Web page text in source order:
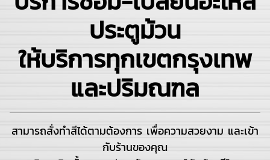
ประตูม้วน
ให้บริการทุกเขตกรุงเทพ
และปริมณฑล
สามารถสั่งทำสีได้ตามต้องการ เพื่อความสวยงาม และเข้า
กับร้านของคุณ